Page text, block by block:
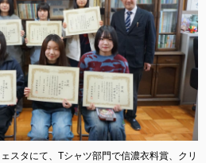
スタにて、Tシャツ部門で信濃衣料賞、クリ